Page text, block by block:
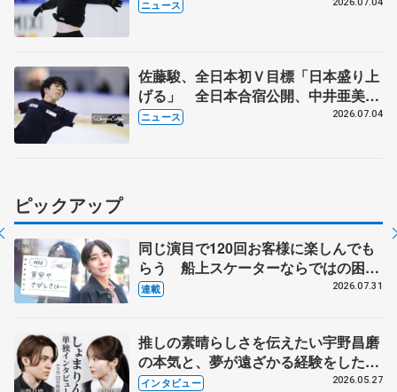
ニュース 2026.07.04
佐藤駿、全日本初Ｖ目標「日本盛り上
げる」 全日本合宿公開、中井亜美
「表現の幅広げる」 元世界王者のフ
ニュース 2026.07.04
ピックアップ
同じ演目で120回お客様に楽しんでも
らう 船上スケーターならではの困難
とは 影響あったPIW前キャプテン松
連載 2026.07.31
推しの素晴らしさを伝えたい宇野昌磨
の本気と、夢が遠ざかる経験をした本
田真凜の覚悟
インタビュー 2026.05.27